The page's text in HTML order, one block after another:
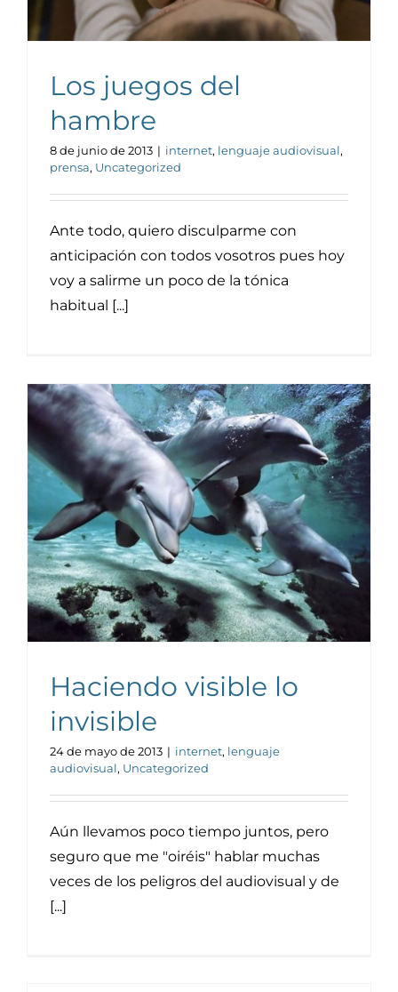
Los juegos del
hambre
8 de junio de 2013 | internet, lenguaje audiovisual,
prensa, Uncategorized
Ante todo, quiero disculparme con
anticipación con todos vosotros pues hoy
voy a salirme un poco de la tónica
habitual [...]
Haciendo visible lo
invisible
24 de mayo de 2013 | internet, lenguaje
audiovisual, Uncategorized
Aún llevamos poco tiempo juntos, pero
seguro que me "oiréis" hablar muchas
veces de los peligros del audiovisual y de
[...]